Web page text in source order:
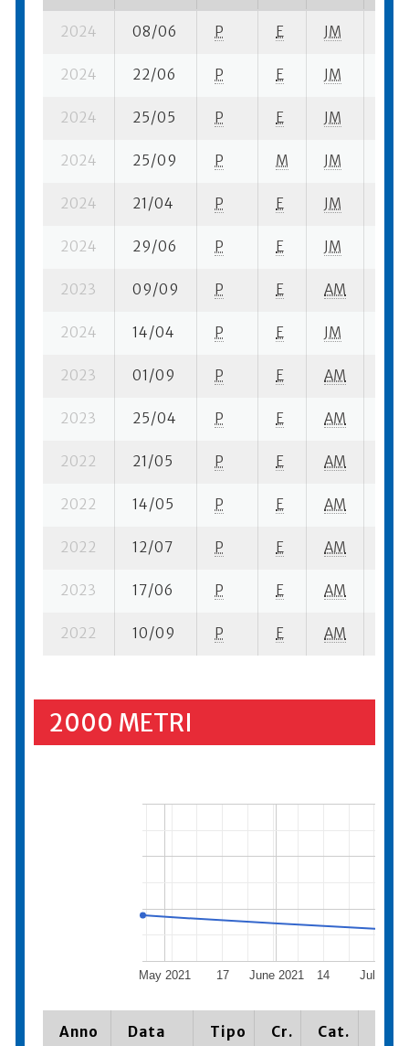
2024 08/06 P E JM
2024 22/06 P E JM
2024 25/05 P E JM
2024 25/09 P M JM
2024 21/04 P E JM
2024 29/06 P E JM
2023 09/09 P E AM
2024 14/04 P E JM
2023 01/09 P E AM
2023 25/04 P E AM
2022 21/05 P E AM
2022 14/05 P E AM
2022 12/07 P E AM
2023 17/06 P E AM
2022 10/09 P E AM
2000 METRI
May 2021 June 2021 July
17 14
Anno Data Tipo Cr. Cat.